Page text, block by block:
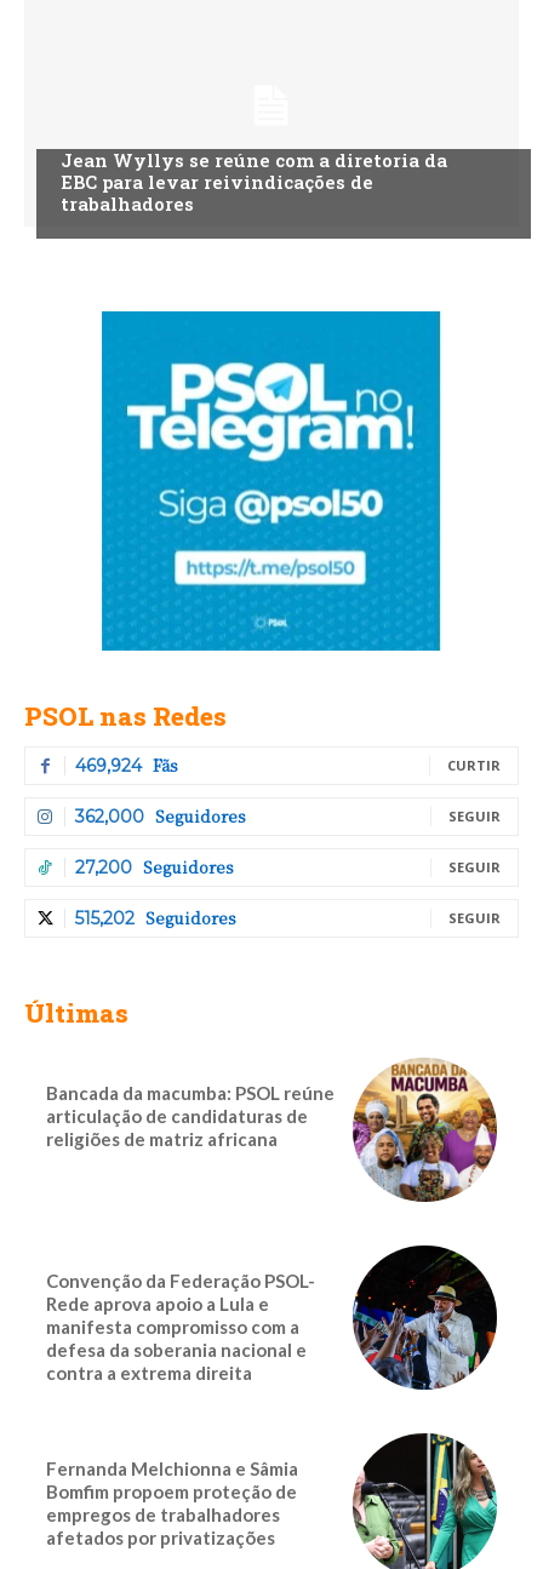
Jean Wyllys se reúne com a diretoria da
EBC para levar reivindicações de
trabalhadores
PSOL nas Redes
469,924 Fãs CURTIR
362,000 Seguidores SEGUIR
27,200 Seguidores SEGUIR
515,202 Seguidores SEGUIR
Últimas
Bancada da macumba: PSOL reúne
articulação de candidaturas de
religiões de matriz africana
Convenção da Federação PSOL-
Rede aprova apoio a Lula e
manifesta compromisso com a
defesa da soberania nacional e
contra a extrema direita
Fernanda Melchionna e Sâmia
Bomfim propoem proteção de
empregos de trabalhadores
afetados por privatizações